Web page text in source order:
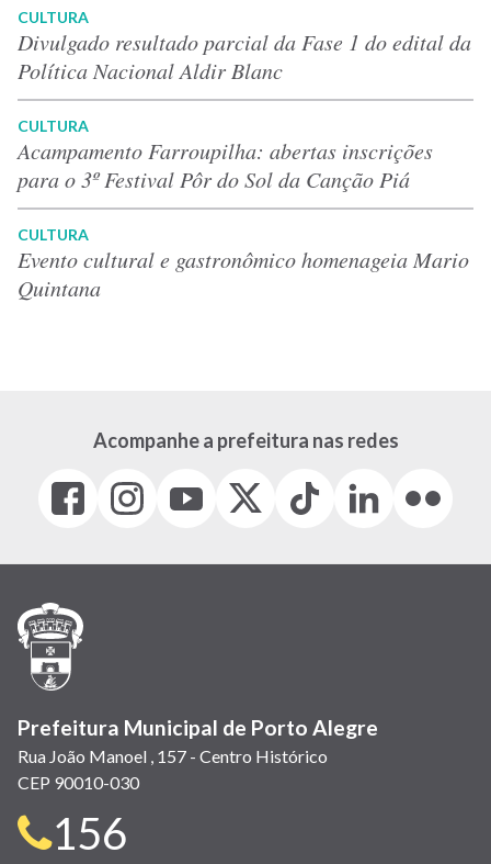
CULTURA
Divulgado resultado parcial da Fase 1 do edital da
Política Nacional Aldir Blanc
CULTURA
Acampamento Farroupilha: abertas inscrições
para o 3º Festival Pôr do Sol da Canção Piá
CULTURA
Evento cultural e gastronômico homenageia Mario
Quintana
Acompanhe a prefeitura nas redes
Facebook
(link
em
janela)
Instagram
(link
em
(link
em
(Antigo
(link
Tiktok
(link
em
LinkedIn
(link
em
(link
em
Prefeitura Municipal de Porto Alegre
Rua João Manoel , 157 - Centro Histórico
CEP 90010-030
Telefone
156